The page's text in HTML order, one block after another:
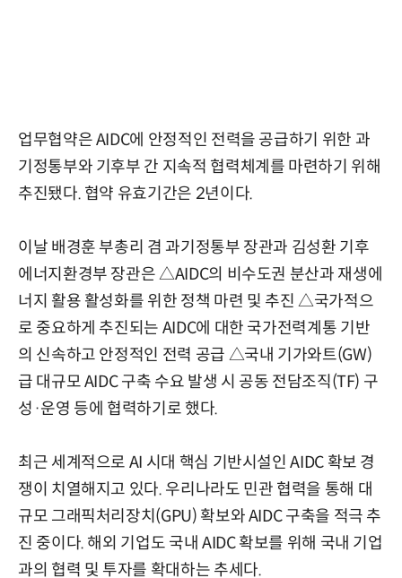
업무협약은 AIDC에 안정적인 전력을 공급하기 위한 과
기정통부와 기후부 간 지속적 협력체계를 마련하기 위해
추진됐다. 협약 유효기간은 2년이다.
이날 배경훈 부총리 겸 과기정통부 장관과 김성환 기후
에너지환경부 장관은 △AIDC의 비수도권 분산과 재생에
너지 활용 활성화를 위한 정책 마련 및 추진 △국가적으
로 중요하게 추진되는 AIDC에 대한 국가전력계통 기반
의 신속하고 안정적인 전력 공급 △국내 기가와트(GW)
급 대규모 AIDC 구축 수요 발생 시 공동 전담조직(TF) 구
성·운영 등에 협력하기로 했다.
최근 세계적으로 AI 시대 핵심 기반시설인 AIDC 확보 경
쟁이 치열해지고 있다. 우리나라도 민관 협력을 통해 대
규모 그래픽처리장치(GPU) 확보와 AIDC 구축을 적극 추
진 중이다. 해외 기업도 국내 AIDC 확보를 위해 국내 기업
과의 협력 및 투자를 확대하는 추세다.